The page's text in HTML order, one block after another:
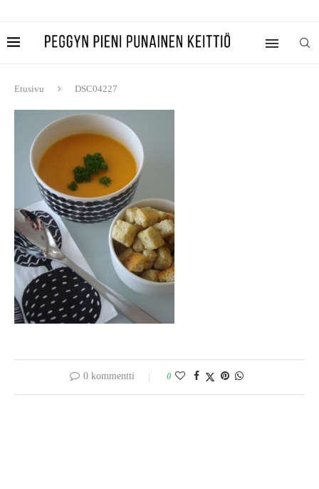
Etusivu DSC04227
0 kommentti 0